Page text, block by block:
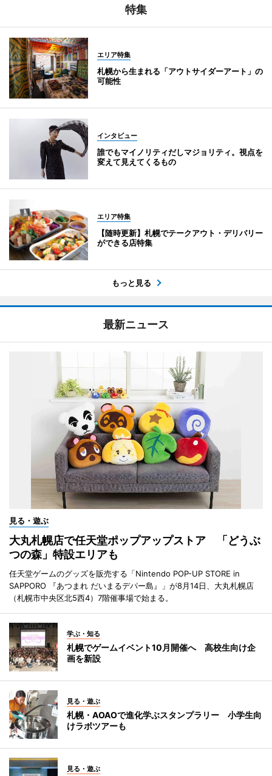
特集
エリア特集
札幌から生まれる「アウトサイダーアート」の
可能性
インタビュー
誰でもマイノリティだしマジョリティ。視点を
変えて見えてくるもの
エリア特集
【随時更新】札幌でテークアウト・デリバリー
ができる店特集
もっと見る
最新ニュース
見る・遊ぶ
大丸札幌店で任天堂ポップアップストア 「どうぶ
つの森」特設エリアも
任天堂ゲームのグッズを販売する「Nintendo POP-UP STORE in
SAPPORO 『あつまれ だいまるデパー島』」が8月14日、大丸札幌店
（札幌市中央区北5西4）7階催事場で始まる。
学ぶ・知る
札幌でゲームイベント10月開催へ 高校生向け企
画を新設
見る・遊ぶ
札幌・AOAOで進化学ぶスタンプラリー 小学生向
けラボツアーも
見る・遊ぶ